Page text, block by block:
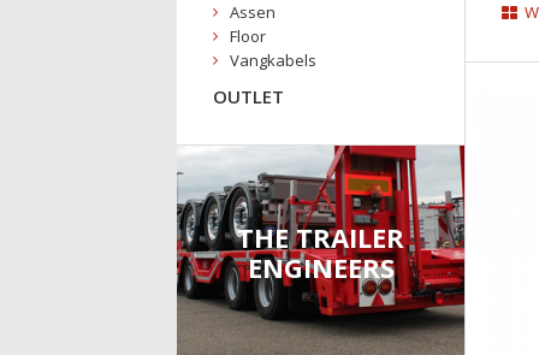
Assen
Floor
Vangkabels
OUTLET
THE TRAILER
ENGINEERS